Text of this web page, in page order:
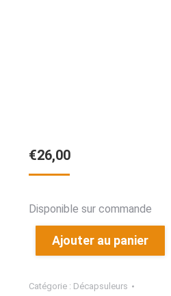
€26,00
Disponible sur commande
Ajouter au panier
Catégorie : Décapsuleurs